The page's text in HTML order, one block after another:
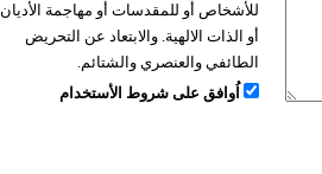
للأشخاص أو للمقدسات أو مهاجمة الأديان
أو الذات الالهية. والابتعاد عن التحريض
الطائفي والعنصري والشتائم.
اُوافق على شروط الأستخدام